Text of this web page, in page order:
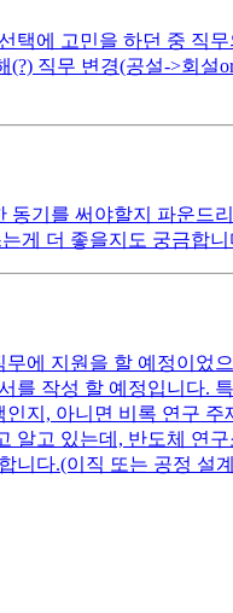
에 고민을 하던 중 직
직무 변경(공설->회
기를 써야할지 파운
게 더 좋을지도 궁금합니
에 지원을 할 예정이었
작성 할 예정입니다.
지, 아니면 비록 연구
고 있는데, 반도체 연
니다.(이직 또는 공정 설